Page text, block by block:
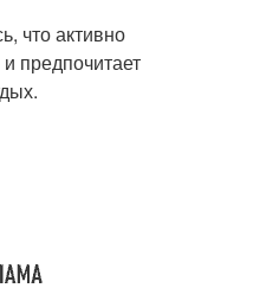
что активно
предпочитает